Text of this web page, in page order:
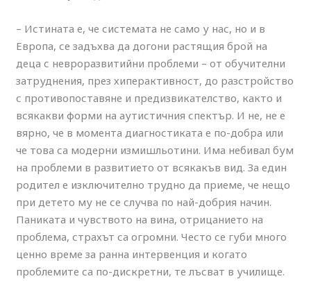
– Истината е, че системата не само у нас, но и в
Европа, се задъхва да догони растящия брой на
деца с невроразвитийни проблеми – от обучителни
затруднения, през хиперактивност, до разстройство
с противопоставяне и предизвикателство, както и
всякакви форми на аутистичния спектър. И не, не е
вярно, че в момента диагностиката е по-добра или
че това са модерни измишльотини. Има небивал бум
на проблеми в развитието от всякакъв вид. За един
родител е изключително трудно да приеме, че нещо
при детето му не се случва по най-добрия начин.
Паниката и чувството на вина, отрицанието на
проблема, страхът са огромни. Често се губи много
ценно време за ранна интервенция и когато
проблемите са по-дискретни, те лъсват в училище.